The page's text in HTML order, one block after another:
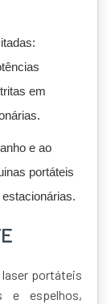
em
e ao
portáteis
laser portáteis
e espelhos,